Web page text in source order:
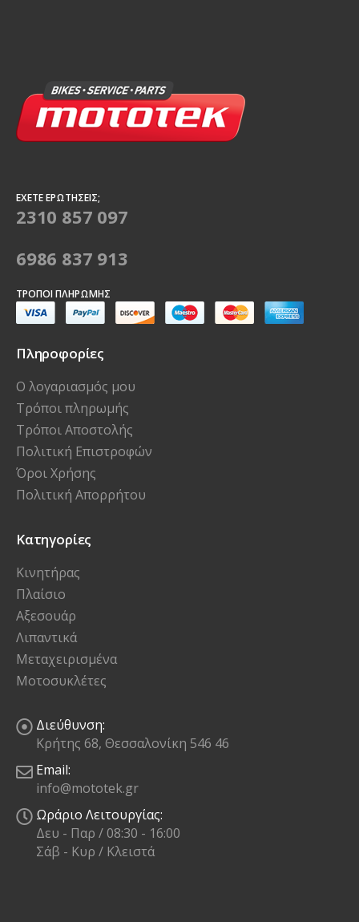
ΈΧΕΤΕ ΕΡΩΤΉΣΕΙΣ;
2310 857 097
6986 837 913
ΤΡΌΠΟΙ ΠΛΗΡΩΜΉΣ
Πληροφορίες
Ο λογαριασμός μου
Τρόποι πληρωμής
Τρόποι Αποστολής
Πολιτική Επιστροφών
Όροι Χρήσης
Πολιτική Απορρήτου
Κατηγορίες
Κινητήρας
Πλαίσιο
Αξεσουάρ
Λιπαντικά
Μεταχειρισμένα
Μοτοσυκλέτες
Διεύθυνση:
Κρήτης 68, Θεσσαλονίκη 546 46
Email:
info@mototek.gr
Ωράριο Λειτουργίας:
Δευ - Παρ / 08:30 - 16:00
Σάβ - Κυρ / Κλειστά